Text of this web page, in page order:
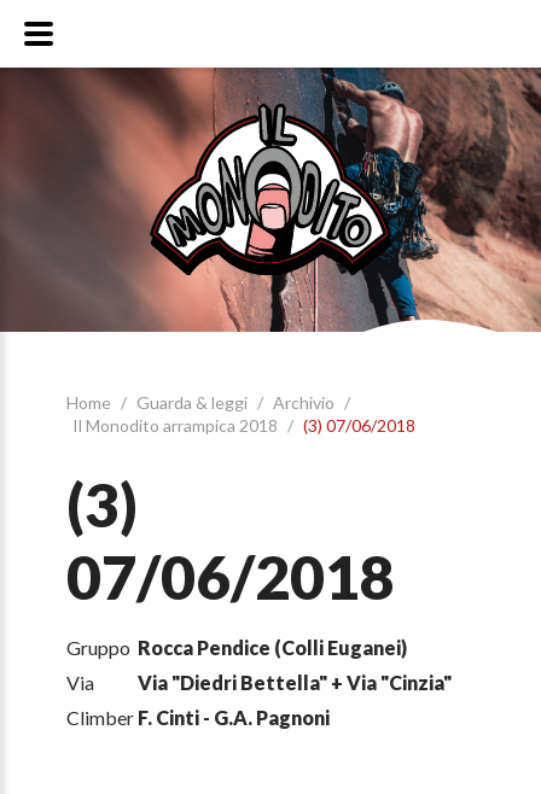
Home / Guarda & leggi / Archivio /
Il Monodito arrampica 2018 / (3) 07/06/2018
(3)
07/06/2018
Gruppo Rocca Pendice (Colli Euganei)
Via
Via "Diedri Bettella" + Via "Cinzia"
Climber F. Cinti - G.A. Pagnoni